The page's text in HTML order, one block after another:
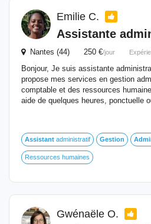
Emilie C.
Assistante
Nantes (44) 250 €/jour
Bonjour, Je suis assistante
propose mes services en gestion
comptable et des ressources
aide de quelques heures, ponctuelle
Assistant administratif Gestion
Ressources humaines
Gwénaële O.